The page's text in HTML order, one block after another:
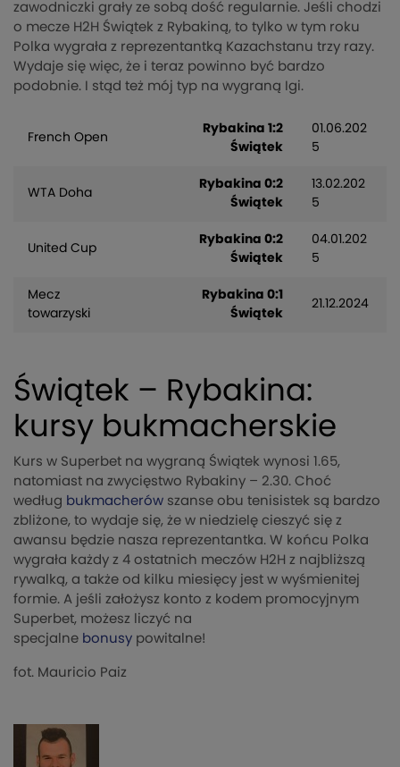
zawodniczki grały ze sobą dość regularnie. Jeśli chodzi
o mecze H2H Świątek z Rybakiną, to tylko w tym roku
Polka wygrała z reprezentantką Kazachstanu trzy razy.
Wydaje się więc, że i teraz powinno być bardzo
podobnie. I stąd też mój typ na wygraną Igi.
French Open
Rybakina 1:2
Świątek
01.06.202
5
WTA Doha
Rybakina 0:2
Świątek
13.02.202
5
United Cup
Rybakina 0:2
Świątek
04.01.202
5
Mecz
towarzyski
Rybakina 0:1
Świątek
21.12.2024
Świątek – Rybakina:
kursy bukmacherskie
Kurs w Superbet na wygraną Świątek wynosi 1.65,
natomiast na zwycięstwo Rybakiny – 2.30. Choć
według bukmacherów szanse obu tenisistek są bardzo
zbliżone, to wydaje się, że w niedzielę cieszyć się z
awansu będzie nasza reprezentantka. W końcu Polka
wygrała każdy z 4 ostatnich meczów H2H z najbliższą
rywalką, a także od kilku miesięcy jest w wyśmienitej
formie. A jeśli założysz konto z kodem promocyjnym
Superbet, możesz liczyć na
specjalne bonusy powitalne!
fot. Mauricio Paiz